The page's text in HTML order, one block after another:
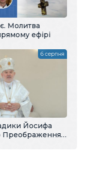
Молитва
ефірі
Йосифа
Преображення
6 серпня